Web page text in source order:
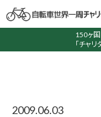
150ヶ
「チャ
2009.06.03